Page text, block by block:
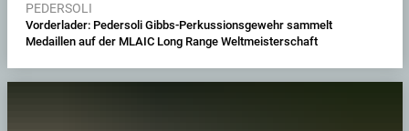
PEDERSOLI
Vorderlader: Pedersoli Gibbs-Perkussionsgewehr sammelt
Medaillen auf der MLAIC Long Range Weltmeisterschaft